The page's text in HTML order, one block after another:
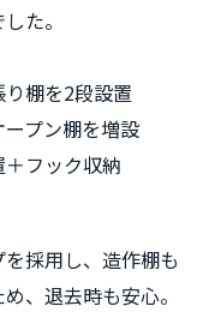
た。
棚を2段設置
プン棚を増設
フック収納
採用し、造作棚も
、退去時も安心。